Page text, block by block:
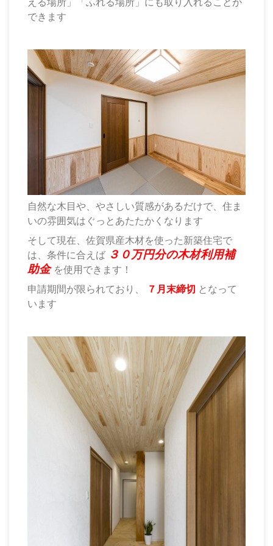
える場所」「ふれる場所」にも取り入れることが
できます
自然な木目や、やさしい質感があるだけで、住ま
いの雰囲気はぐっとあたたかくなります
そして現在、佐賀県産木材を使った新築住宅で
は、条件に合えば ３０万円分の木材利用補
助金 を使用できます！
申請期間が限られており、
７月末締切
となって
います